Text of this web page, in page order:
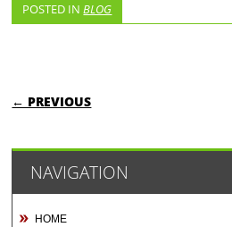
POSTED INBLOG
POST NAVIGATION
← PREVIOUS
NAVIGATION
HOME